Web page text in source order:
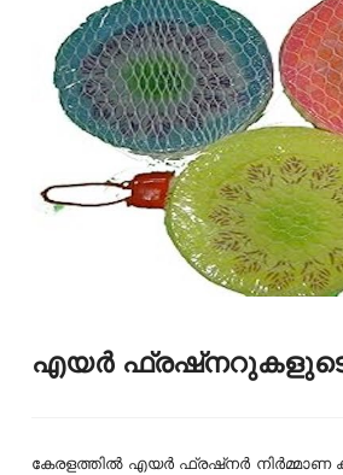
എയർ ഫ്രഷ്‌നറുകളുടെ
കേരളത്തിൽ എയർ ഫ്രഷ്‌നർ